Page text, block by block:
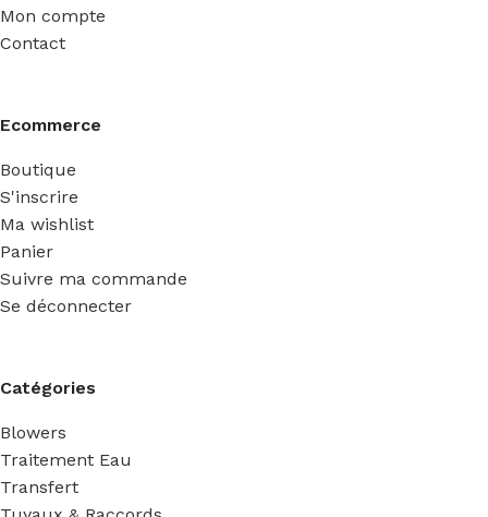
Mon compte
Contact
Ecommerce
Boutique
S'inscrire
Ma wishlist
Panier
Suivre ma commande
Se déconnecter
Catégories
Blowers
Traitement Eau
Transfert